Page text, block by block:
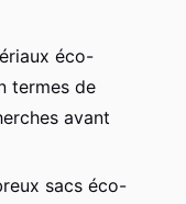
éco-
termes de
avant
sacs éco-